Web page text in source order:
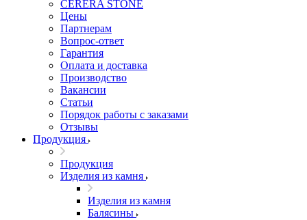
CERERA STONE
Цены
Партнерам
Вопрос-ответ
Гарантия
Оплата и доставка
Производство
Вакансии
Статьи
Порядок работы с заказами
Отзывы
Продукция
Продукция
Изделия из камня
Изделия из камня
Балясины